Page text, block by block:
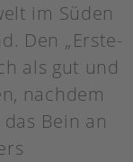
im Süden
Den „Erste-
als gut und
nachdem
Bein an